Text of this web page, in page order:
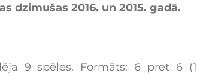
dzimušas 2016. un 2015. gadā.
9 spēles. Formāts: 6 pret 6 (1